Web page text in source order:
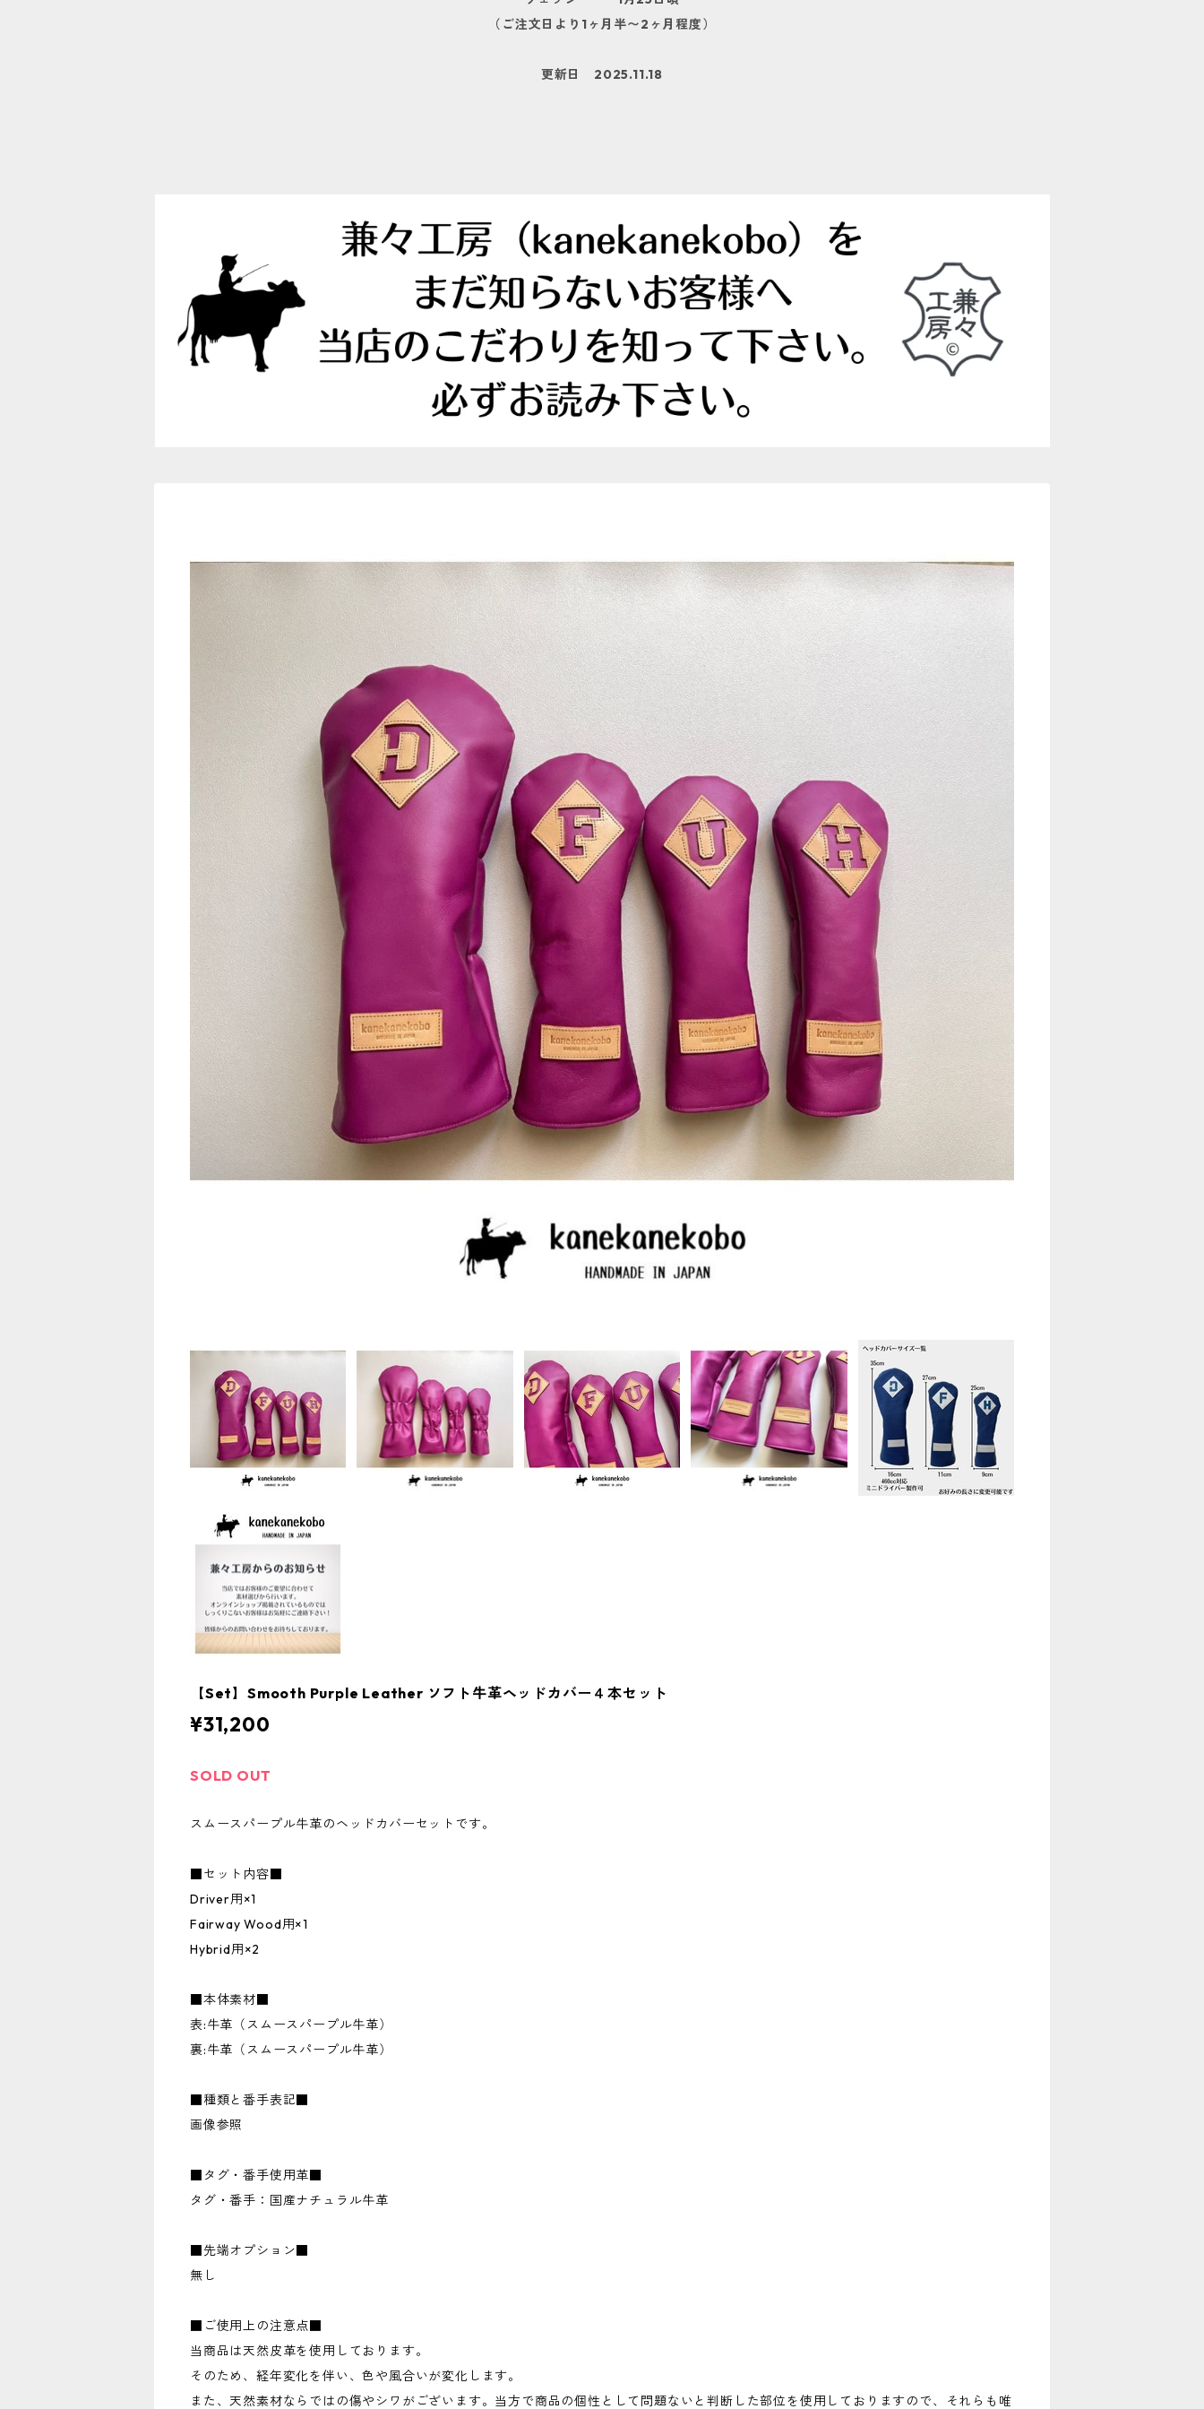
（ご注文日より1ヶ月半〜2ヶ月程度）
更新日 2025.11.18
【Set】Smooth Purple Leather ソフト牛革ヘッドカバー４本セット
¥31,200
SOLD OUT
スムースパープル牛革のヘッドカバーセットです。
■セット内容■
Driver用×1
Fairway Wood用×1
Hybrid用×2
■本体素材■
表:牛革（スムースパープル牛革）
裏:牛革（スムースパープル牛革）
■種類と番手表記■
画像参照
■タグ・番手使用革■
タグ・番手：国産ナチュラル牛革
■先端オプション■
無し
■ご使用上の注意点■
当商品は天然皮革を使用しております。
そのため、経年変化を伴い、色や風合いが変化します。
また、天然素材ならではの傷やシワがございます。当方で商品の個性として問題ないと判断した部位を使用しておりますので、それらも唯